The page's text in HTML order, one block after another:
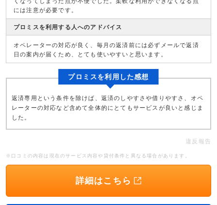
には注意が必要です。
プロミスを利用する人へのアドバイス
オペレーターの対応が良く、毎月の返済前には必ずメールで返済
日の案内が届くため、とても使いやすいと思います。
プロミスを利用した感想
返済専用という条件を除けば、返済のしやすさや借りやすさ、オペ
レーターの対応など含めて全体的にとてもサービスが良いと感じま
した。
違反報告
※口コミの内容は現在のサービス内容や貸付条件と異なる場合があります。
詳細はこちら